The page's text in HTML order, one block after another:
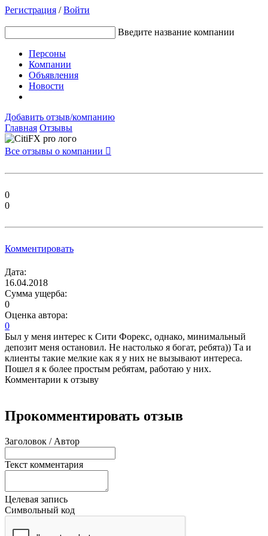
Регистрация /Войти
Введите название компании
Персоны
Компании
Объявления
Новости
Добавить отзыв/компанию
Главная Отзывы
Все отзывы о компании 
0
0
Комментировать
Дата:
16.04.2018
Сумма ущерба:
0
Оценка автора:
0
Был у меня интерес к Сити Форекс, однако, минимальный
депозит меня остановил. Не настолько я богат, ребята)) Та и
клиенты такие мелкие как я у них не вызывают интереса.
Пошел я к более простым ребятам, работаю у них.
Комментарии к отзыву
Прокомментировать отзыв
Заголовок / Автор
Текст комментария
Целевая запись
Символьный код